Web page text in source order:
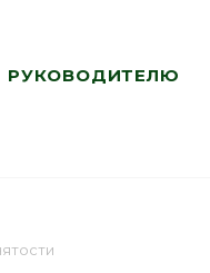
РУКОВОДИТЕЛЮ